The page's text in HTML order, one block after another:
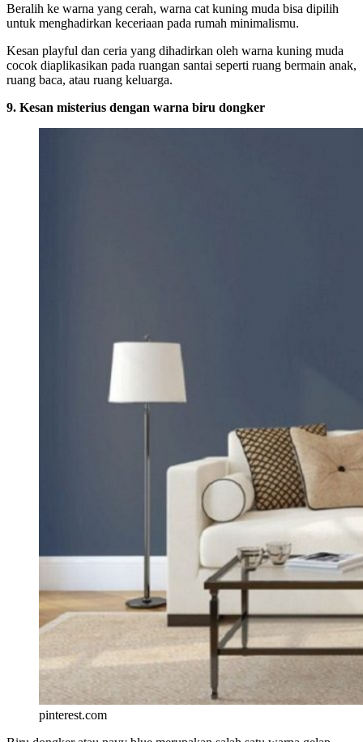
Beralih ke warna yang cerah, warna cat kuning muda bisa dipilih
untuk menghadirkan keceriaan pada rumah minimalismu.
Kesan playful dan ceria yang dihadirkan oleh warna kuning muda
cocok diaplikasikan pada ruangan santai seperti ruang bermain anak,
ruang baca, atau ruang keluarga.
9. Kesan misterius dengan warna biru dongker
pinterest.com